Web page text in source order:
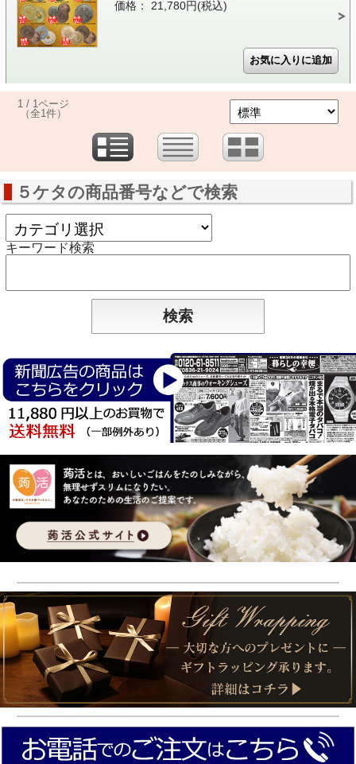
価格： 21,780円(税込)
1 / 1ページ
（全1件）
５ケタの商品番号などで検索
キーワード検索